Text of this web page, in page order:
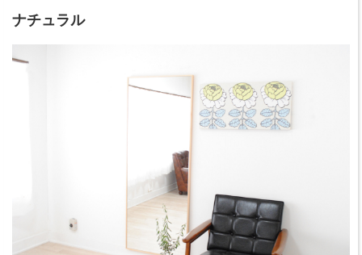
ナチュラル